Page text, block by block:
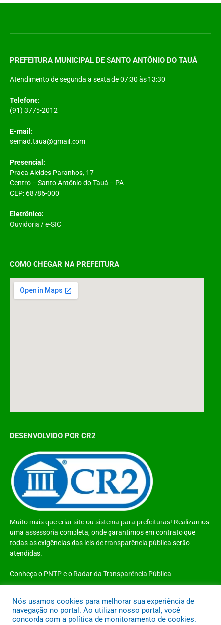
PREFEITURA MUNICIPAL DE SANTO ANTÔNIO DO TAUÁ
Atendimento de segunda a sexta de 07:30 às 13:30
Telefone:
(91) 3775-2012
E-mail:
semad.taua@gmail.com
Presencial:
Praça Alcides Paranhos, 17
Centro – Santo Antônio do Tauá – PA
CEP: 68786-000
Eletrônico:
Ouvidoria /e-SIC
COMO CHEGAR NA PREFEITURA
DESENVOLVIDO POR CR2
Muito mais quecriar siteou sistema para prefeituras! Realizamos
uma assessoria completa, onde garantimos em contrato que
todas as exigências das leis de transparência pública serão
atendidas.
Conheça o PNTPe o Radar da Transparência Pública
Todos os direitos reservados a Prefeitura Municipal de Santo Antônio do
Nós usamos cookies para melhorar sua experiência de
navegação no portal. Ao utilizar nosso portal, você
concorda com a política de monitoramento de cookies.